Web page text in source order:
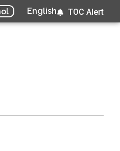
English TOC Alert